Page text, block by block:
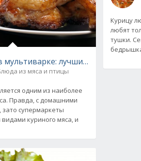
мультиварке: лучшие рецепты
из мяса и птицы
одним из наиболее
Правда, с домашними
зато супермаркеты
куриного мяса, и
Курицу
любят
тушки.